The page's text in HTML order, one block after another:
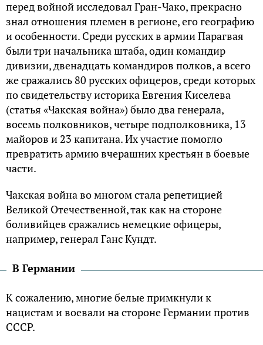
перед войной исследовал Гран-Чако, прекрасно
знал отношения племен в регионе, его географию
и особенности. Среди русских в армии Парагвая
были три начальника штаба, один командир
дивизии, двенадцать командиров полков, а всего
же сражались 80 русских офицеров, среди которых
по свидетельству историка Евгения Киселева
(статья «Чакская война») было два генерала,
восемь полковников, четыре подполковника, 13
майоров и 23 капитана. Их участие помогло
превратить армию вчерашних крестьян в боевые
части.
Чакская война во многом стала репетицией
Великой Отечественной, так как на стороне
боливийцев сражались немецкие офицеры,
например, генерал Ганс Кундт.
В Германии
К сожалению, многие белые примкнули к
нацистам и воевали на стороне Германии против
СССР.